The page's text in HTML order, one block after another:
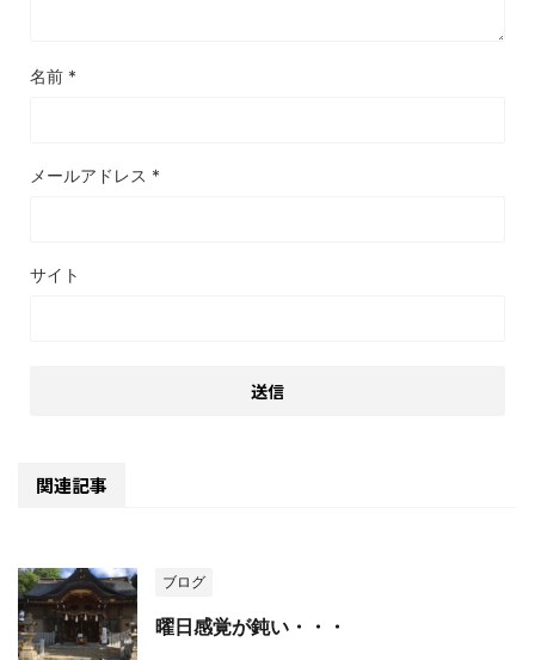
名前 *
メールアドレス *
サイト
関連記事
ブログ
曜日感覚が鈍い・・・